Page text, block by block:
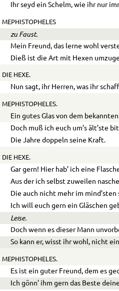
Ihr seyd ein Schelm, wie ihr nur
MEPHISTOPHELES
zu Faust.
Mein Freund, das lerne wohl
Dieß ist die Art mit Hexen
DIE HEXE.
Nun sagt, ihr Herren, was ihr
MEPHISTOPHELES.
Ein gutes Glas von dem
Doch muß ich euch um’s ält’ste
Die Jahre doppeln seine Kraft.
DIE HEXE.
Gar gern! Hier hab’ ich eine
Aus der ich selbst zuweilen
Die auch nicht mehr im
Ich will euch gern ein Gläschen
Leise.
Doch wenn es dieser Mann
So kann er, wisst ihr wohl, nicht
MEPHISTOPHELES.
Es ist ein guter Freund, dem es
Ich gönn’ ihm gern das Beste